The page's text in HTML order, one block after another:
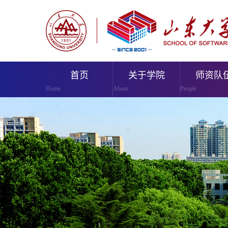
首页
Home
关于学院
About
师资队
People